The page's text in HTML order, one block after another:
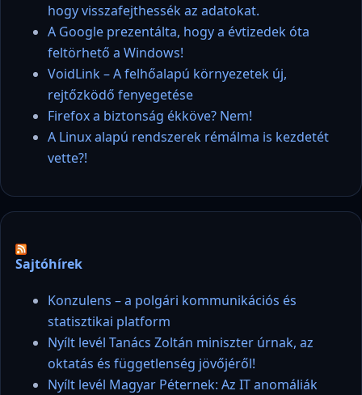
hogy visszafejthessék az adatokat.
A Google prezentálta, hogy a évtizedek óta
feltörhető a Windows!
VoidLink – A felhőalapú környezetek új,
rejtőzködő fenyegetése
Firefox a biztonság ékköve? Nem!
A Linux alapú rendszerek rémálma is kezdetét
vette?!
Sajtóhírek
Konzulens – a polgári kommunikációs és
statisztikai platform
Nyílt levél Tanács Zoltán miniszter úrnak, az
oktatás és függetlenség jövőjéről!
Nyílt levél Magyar Péternek: Az IT anomáliák